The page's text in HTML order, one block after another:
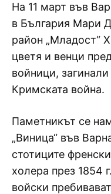
На 11 март във
в България Мари
район „Младост“
цветя и венци
войници,
Кримската война.
Паметникът се
„Виница“ във
стотиците
холера през 1854
войски